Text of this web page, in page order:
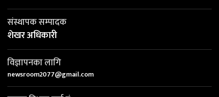
संस्थापक सम्पादक
शेखर अधिकारी
विज्ञापनका लागि
newsroom2077@gmail.com